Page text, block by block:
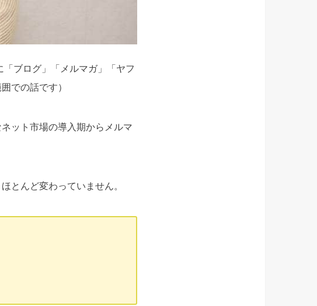
ブログ」「メルマガ」「ヤフ
での話です）
ット市場の導入期からメルマ
とんど変わっていません。